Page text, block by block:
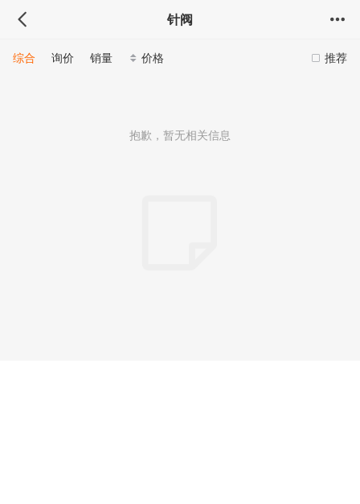
针阀
推荐
综合 询价 销量 价格
抱歉，暂无相关信息